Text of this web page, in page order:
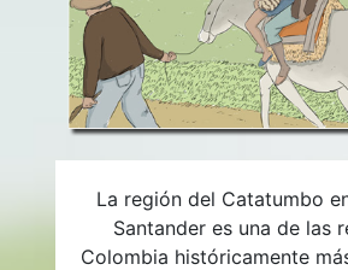
La región del Catatumbo
Santander es una de las
Colombia históricamente